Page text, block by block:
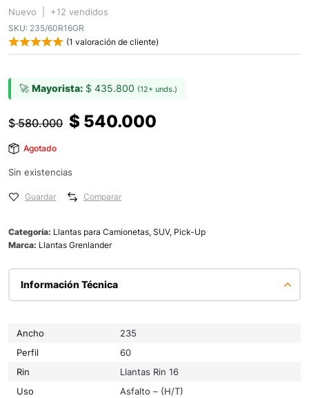
Nuevo | +12 vendidos
SKU: 235/60R16GR
(1 valoración de cliente)
🚀 Mayorista: $ 435.800 (12+ unds.)
$580.000 $ 540.000
Agotado
Sin existencias
Guardar Comparar
Categoría: Llantas para Camionetas, SUV, Pick-Up
Marca: Llantas Grenlander
Información Técnica
Ancho
235
Perfil
60
Rin
Llantas Rin 16
Uso
Asfalto – (H/T)